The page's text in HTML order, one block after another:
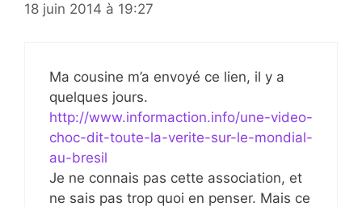
18 juin 2014 à 19:27
Ma cousine m’a envoyé ce lien, il y a
quelques jours.
http://www.informaction.info/une-video-
choc-dit-toute-la-verite-sur-le-mondial-
au-bresil
Je ne connais pas cette association, et
ne sais pas trop quoi en penser. Mais ce